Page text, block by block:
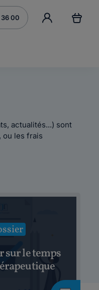
36 00
actualités...) sont
ou les frais
sur le temps